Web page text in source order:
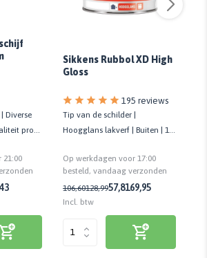
Diverse
prof.
21:00
Sikkens Rubbol XD High
Gloss
195 reviews
Tip van de schilder |
Hoogglans lakverf | Buiten | 10
Op werkdagen voor 17:00
besteld, vandaag verzonden
106,60128,9957,8169,95
Incl. btw